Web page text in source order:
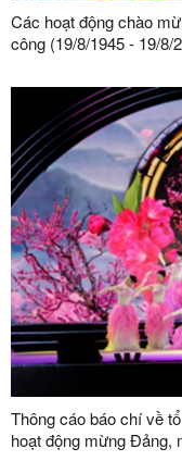
Các hoạt động chào
công (19/8/1945 - 19/
Thông cáo báo chí về
hoạt động mừng Đảng,